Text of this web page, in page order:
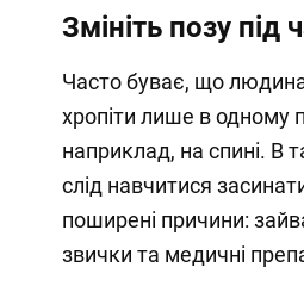
Змініть позу під
Часто буває, що
хропіти лише в одному
наприклад, на спині. В
слід навчитися
поширені причини:
звички та медичні